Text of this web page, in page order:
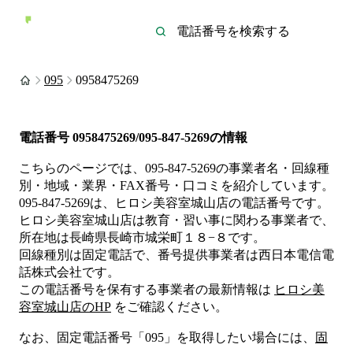
095 0958475269
電話番号 0958475269/095-847-5269の情報
こちらのページでは、 095-847-5269の事業者名・回線種
別・地域・業界・FAX番号・口コミを紹介しています。
095-847-5269は、 ヒロシ美容室城山店の電話番号です。
ヒロシ美容室城山店は教育・習い事に関わる事業者で、
所在地は長崎県長崎市城栄町１８−８ です。
回線種別は固定電話で、番号提供事業者は西日本電信電
話株式会社です。
この電話番号を保有する事業者の最新情報は ヒロシ美
容室城山店のHP をご確認ください。
なお、固定電話番号「 095 」を取得したい場合には、
固